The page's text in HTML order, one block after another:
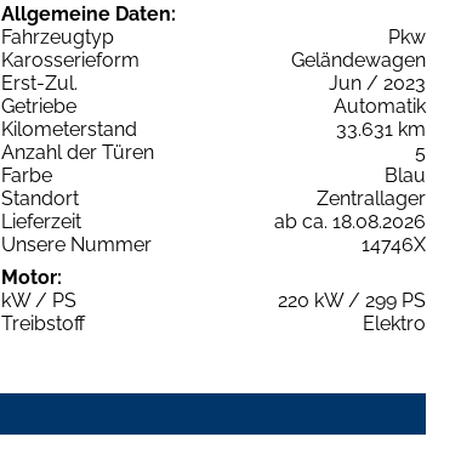
Allgemeine Daten:
Fahrzeugtyp
Pkw
Karosserieform
Geländewagen
Erst-Zul.
Jun / 2023
Getriebe
Automatik
Kilometerstand
33.631 km
Anzahl der Türen
5
Farbe
Blau
Standort
Zentrallager
Lieferzeit
ab ca. 18.08.2026
Unsere Nummer
14746X
Motor:
kW / PS
220 kW / 299 PS
Treibstoff
Elektro